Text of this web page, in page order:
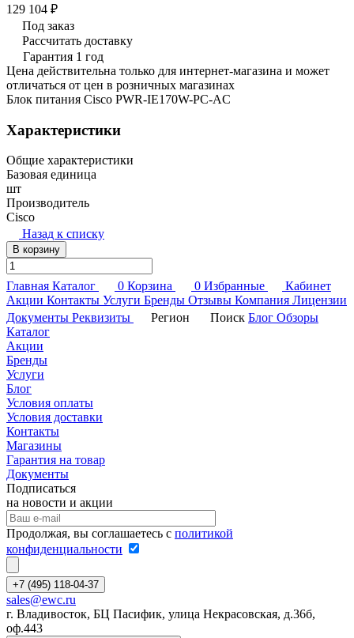
129 104 ₽
Под заказ
Рассчитать доставку
Гарантия 1 год
Цена действительна только для интернет-магазина и может
отличаться от цен в розничных магазинах
Блок питания Cisco PWR-IE170W-PC-AC
Характеристики
Общие характеристики
Базовая единица
шт
Производитель
Cisco
Назад к списку
В корзину
Главная Каталог 0 Корзина 0 Избранные
Кабинет
Акции Контакты Услуги Бренды Отзывы Компания Лицензии
Документы Реквизиты Регион Поиск Блог Обзоры
Каталог
Акции
Бренды
Услуги
Блог
Условия оплаты
Условия доставки
Контакты
Магазины
Гарантия на товар
Документы
Подписаться
на новости и акции
Продолжая, вы соглашаетесь с политикой
конфиденциальности
+7 (495) 118-04-37
sales@ewc.ru
г. Владивосток, БЦ Пасифик, улица Некрасовская, д.36б,
оф.443